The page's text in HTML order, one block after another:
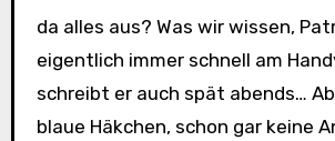
da alles aus? Was wir wissen,
eigentlich immer schnell am
schreibt er auch spät abends…
blaue Häkchen, schon gar keine